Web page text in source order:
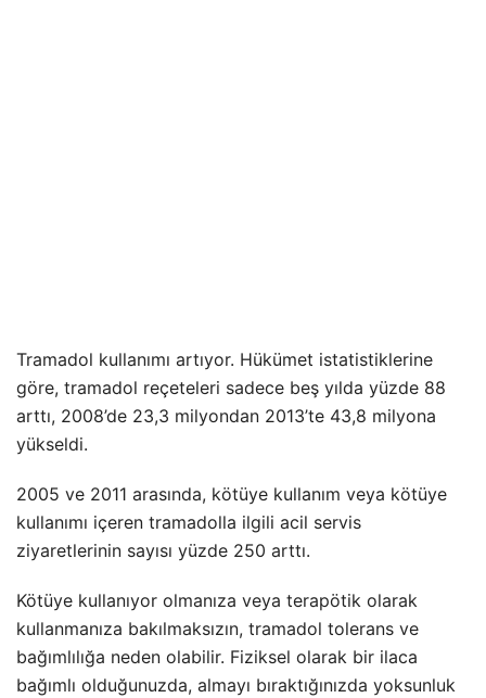
Tramadol kullanımı artıyor. Hükümet istatistiklerine
göre, tramadol reçeteleri sadece beş yılda yüzde 88
arttı, 2008’de 23,3 milyondan 2013’te 43,8 milyona
yükseldi.
2005 ve 2011 arasında, kötüye kullanım veya kötüye
kullanımı içeren tramadolla ilgili acil servis
ziyaretlerinin sayısı yüzde 250 arttı.
Kötüye kullanıyor olmanıza veya terapötik olarak
kullanmanıza bakılmaksızın, tramadol tolerans ve
bağımlılığa neden olabilir. Fiziksel olarak bir ilaca
bağımlı olduğunuzda, almayı bıraktığınızda yoksunluk